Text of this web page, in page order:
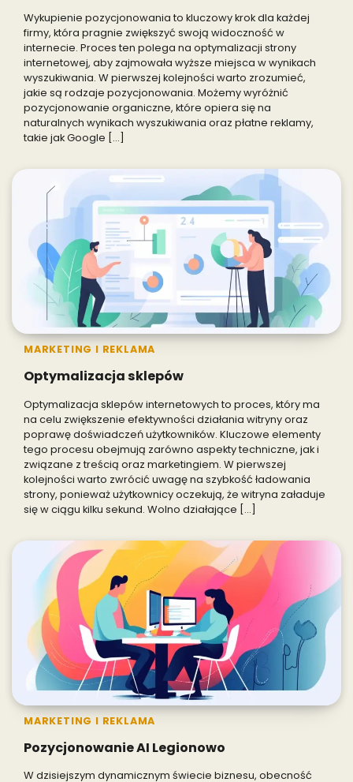
Wykupienie pozycjonowania to kluczowy krok dla każdej
firmy, która pragnie zwiększyć swoją widoczność w
internecie. Proces ten polega na optymalizacji strony
internetowej, aby zajmowała wyższe miejsca w wynikach
wyszukiwania. W pierwszej kolejności warto zrozumieć,
jakie są rodzaje pozycjonowania. Możemy wyróżnić
pozycjonowanie organiczne, które opiera się na
naturalnych wynikach wyszukiwania oraz płatne reklamy,
takie jak Google […]
MARKETING I REKLAMA
Optymalizacja sklepów
Optymalizacja sklepów internetowych to proces, który ma
na celu zwiększenie efektywności działania witryny oraz
poprawę doświadczeń użytkowników. Kluczowe elementy
tego procesu obejmują zarówno aspekty techniczne, jak i
związane z treścią oraz marketingiem. W pierwszej
kolejności warto zwrócić uwagę na szybkość ładowania
strony, ponieważ użytkownicy oczekują, że witryna załaduje
się w ciągu kilku sekund. Wolno działające […]
MARKETING I REKLAMA
Pozycjonowanie AI Legionowo
W dzisiejszym dynamicznym świecie biznesu, obecność